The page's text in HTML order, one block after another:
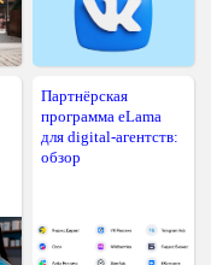
Партнёрская
программа eLama
для digital-агентств:
обзор